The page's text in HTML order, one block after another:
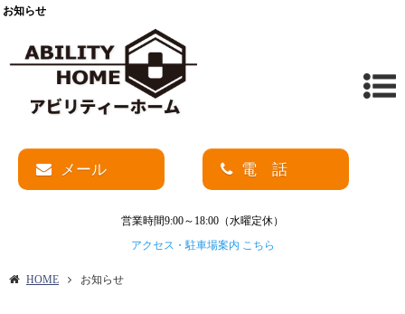
お知らせ
メール 電 話
営業時間9:00～18:00（水曜定休）
アクセス・駐車場案内 こちら
HOME お知らせ